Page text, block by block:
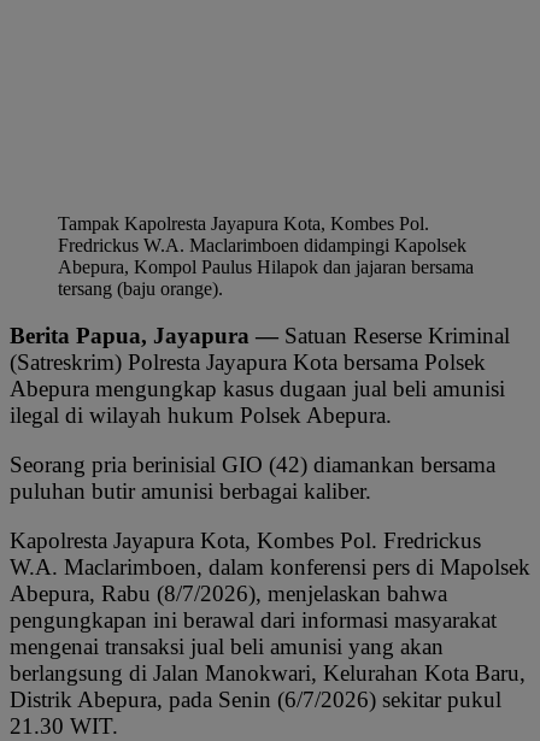
Tampak Kapolresta Jayapura Kota, Kombes Pol.
Fredrickus W.A. Maclarimboen didampingi Kapolsek
Abepura, Kompol Paulus Hilapok dan jajaran bersama
tersang (baju orange).
Berita Papua, Jayapura — Satuan Reserse Kriminal
(Satreskrim) Polresta Jayapura Kota bersama Polsek
Abepura mengungkap kasus dugaan jual beli amunisi
ilegal di wilayah hukum Polsek Abepura.
Seorang pria berinisial GIO (42) diamankan bersama
puluhan butir amunisi berbagai kaliber.
Kapolresta Jayapura Kota, Kombes Pol. Fredrickus
W.A. Maclarimboen, dalam konferensi pers di Mapolsek
Abepura, Rabu (8/7/2026), menjelaskan bahwa
pengungkapan ini berawal dari informasi masyarakat
mengenai transaksi jual beli amunisi yang akan
berlangsung di Jalan Manokwari, Kelurahan Kota Baru,
Distrik Abepura, pada Senin (6/7/2026) sekitar pukul
21.30 WIT.